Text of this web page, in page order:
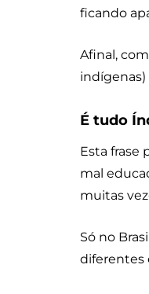
ficando
Afinal,
indígenas)
É tudo
Esta frase
mal
muitas
Só no
diferentes